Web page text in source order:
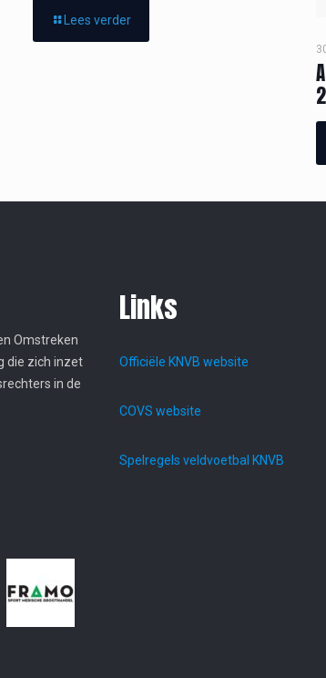
Lees verder
2
Omstreken
die zich inzet
in de
Links
Officiële KNVB website
COVS website
Spelregels veldvoetbal KNVB